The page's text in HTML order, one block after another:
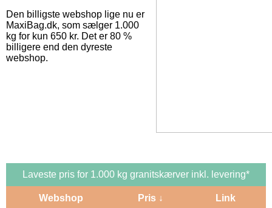
Den billigste webshop lige nu er
MaxiBag.dk, som sælger 1.000
kg for kun 650 kr. Det er 80 %
billigere end den dyreste
webshop.
Laveste pris for 1.000 kg granitskærver inkl. levering*
Webshop Pris ↓ Link